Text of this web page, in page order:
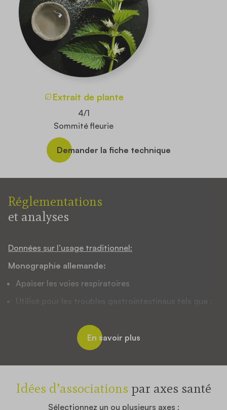
Extrait de plante
4/1
Sommité fleurie
Demander la fiche technique
Réglementations
et analyses
Données sur l’usage traditionnel:
Monographie allemande:
Apaiser les voies respiratoires
Utilisé pour les troubles gastrointestinaux tels que :
ballonnements et les flatulences
En savoir plus
Idées d’associations par axes santé
Sélectionnez un ou plusieurs axes :